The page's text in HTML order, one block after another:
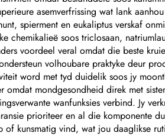
asemverfrissing wat lank
spierment en eukaliptus verskaf
chemikalieë soos triclosaan,
voordeel veral omdat die beste
volhoubare praktyke deur
word met tyd duidelik soos jy
omdat mondgesondheid direk met
wanfunksies verbind. Jy
prioriteer en al die komponente
of kunsmatig vind, wat jou daaglikse